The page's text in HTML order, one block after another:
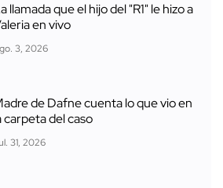
llamada que el hijo del "R1" le hizo a
en vivo
3, 2026
de Dafne cuenta lo que vio en
carpeta del caso
31, 2026